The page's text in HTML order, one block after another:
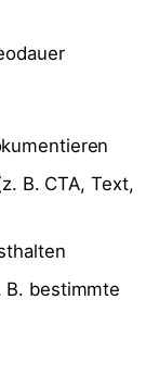
B. CTA, Text,
B. bestimmte